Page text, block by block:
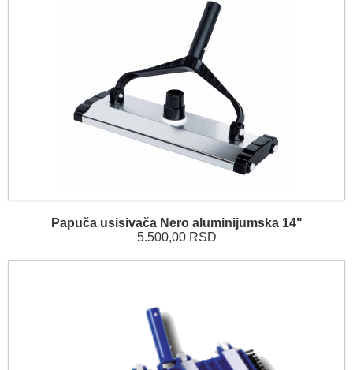
Papuča usisivača Nero aluminijumska 14"
5.500,00 RSD